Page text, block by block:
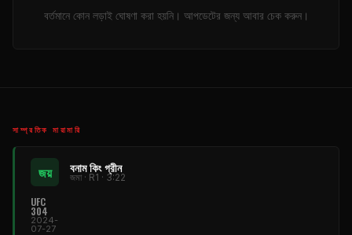
বর্তমানে কোন লড়াই ঘোষণা করা হয়নি। আপডেটের জন্য আবার চেক করুন।
সাম্প্রতিক মারামারি
জয় বনাম কিং গ্রীন
জমা · R1 · 3:22
UFC
304
2024-
07-27